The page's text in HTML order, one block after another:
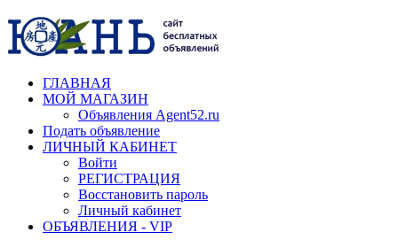
ГЛАВНАЯ
МОЙ МАГАЗИН
Объявления Agent52.ru
Подать объявление
ЛИЧНЫЙ КАБИНЕТ
Войти
РЕГИСТРАЦИЯ
Восстановить пароль
Личный кабинет
ОБЪЯВЛЕНИЯ - VIP